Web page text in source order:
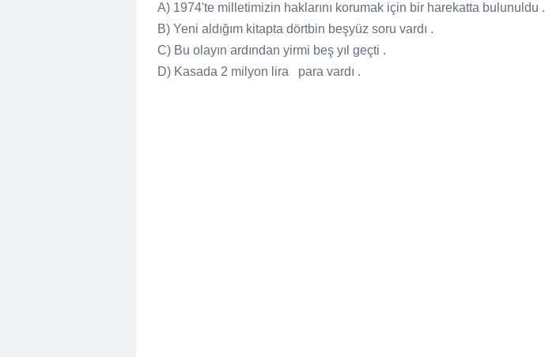
A) 1974'te milletimizin haklarını korumak için bir harekatta bulunuldu .
B) Yeni aldığım kitapta dörtbin beşyüz soru vardı .
C) Bu olayın ardından yirmi beş yıl geçti .
D) Kasada 2 milyon lira para vardı .